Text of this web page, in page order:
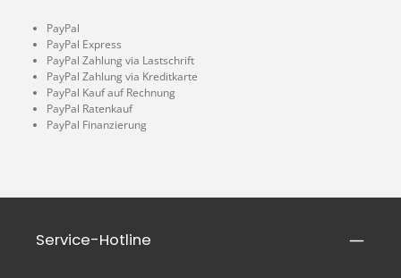
PayPal
PayPal Express
PayPal Zahlung via Lastschrift
PayPal Zahlung via Kreditkarte
PayPal Kauf auf Rechnung
PayPal Ratenkauf
PayPal Finanzierung
Service-Hotline